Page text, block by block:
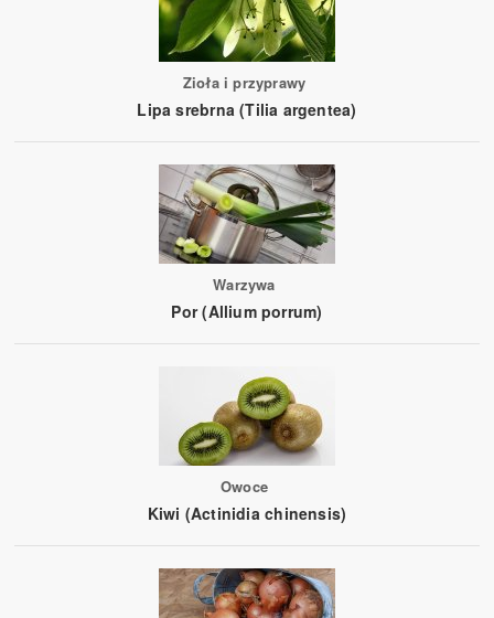
Zioła i przyprawy
Lipa srebrna (Tilia argentea)
Warzywa
Por (Allium porrum)
Owoce
Kiwi (Actinidia chinensis)